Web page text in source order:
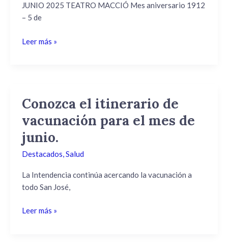
JUNIO 2025 TEATRO MACCIÓ Mes aniversario 1912
– 5 de
Leer más »
Conozca el itinerario de
vacunación para el mes de
junio.
Destacados Salud
La Intendencia continúa acercando la vacunación a
todo San José,
Conozca
itinerario
de
vacunación
el
mes
junio.
Leer más »